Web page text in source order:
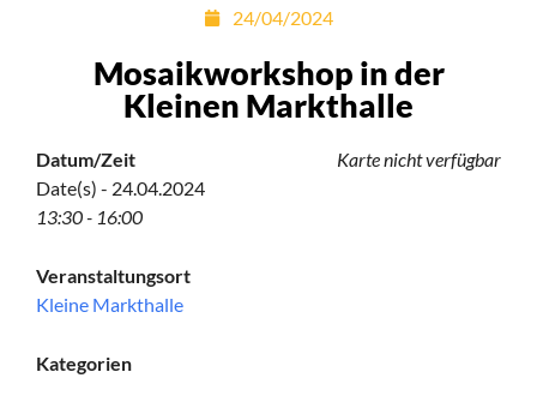
24/04/2024
Mosaikworkshop in der
Kleinen Markthalle
Karte nicht verfügbar
Datum/Zeit
Date(s) - 24.04.2024
13:30 - 16:00
Veranstaltungsort
Kleine Markthalle
Kategorien